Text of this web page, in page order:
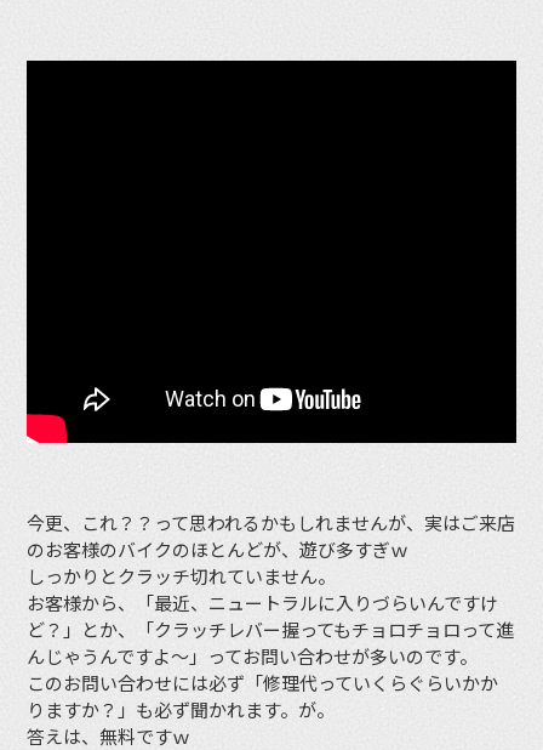
今更、これ？？って思われるかもしれませんが、実はご来店
のお客様のバイクのほとんどが、遊び多すぎｗ
しっかりとクラッチ切れていません。
お客様から、「最近、ニュートラルに入りづらいんですけ
ど？」とか、「クラッチレバー握ってもチョロチョロって進
んじゃうんですよ〜」ってお問い合わせが多いのです。
このお問い合わせには必ず「修理代っていくらぐらいかか
りますか？」も必ず聞かれます。が。
答えは、無料ですｗ